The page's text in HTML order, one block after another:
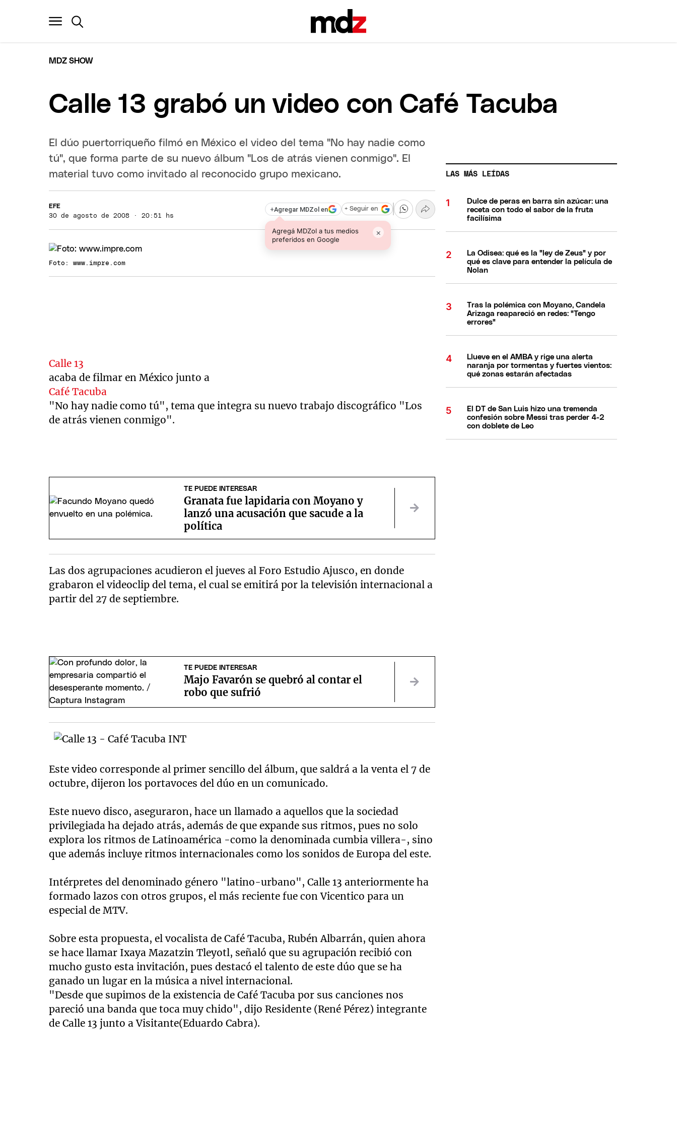
MDZ SHOW
Calle 13 grabó un video con Café Tacuba
El dúo puertorriqueño filmó en México el video del tema "No hay nadie como
tú", que forma parte de su nuevo álbum "Los de atrás vienen conmigo". El
material tuvo como invitado al reconocido grupo mexicano.
EFE
30 de agosto de 2008 · 20:51 hs
+Agregar MDZol en
Agregá MDZol a tus medios
preferidos en Google
×
+ Seguir en
Foto: www.impre.com
Calle 13
acaba de filmar en México junto a
Café Tacuba
"No hay nadie como tú", tema que integra su nuevo trabajo discográfico "Los
de atrás vienen conmigo".
TE PUEDE INTERESAR
Granata fue lapidaria con Moyano y
lanzó una acusación que sacude a la
política
Las dos agrupaciones acudieron el jueves al Foro Estudio Ajusco, en donde
grabaron el videoclip del tema, el cual se emitirá por la televisión internacional a
partir del 27 de septiembre.
TE PUEDE INTERESAR
Majo Favarón se quebró al contar el
robo que sufrió
Este video corresponde al primer sencillo del álbum, que saldrá a la venta el 7 de
octubre, dijeron los portavoces del dúo en un comunicado.
Este nuevo disco, aseguraron, hace un llamado a aquellos que la sociedad
privilegiada ha dejado atrás, además de que expande sus ritmos, pues no solo
explora los ritmos de Latinoamérica -como la denominada cumbia villera-, sino
que además incluye ritmos internacionales como los sonidos de Europa del este.
Intérpretes del denominado género "latino-urbano", Calle 13 anteriormente ha
formado lazos con otros grupos, el más reciente fue con Vicentico para un
especial de MTV.
Sobre esta propuesta, el vocalista de Café Tacuba, Rubén Albarrán, quien ahora
se hace llamar Ixaya Mazatzin Tleyotl, señaló que su agrupación recibió con
mucho gusto esta invitación, pues destacó el talento de este dúo que se ha
ganado un lugar en la música a nivel internacional.
"Desde que supimos de la existencia de Café Tacuba por sus canciones nos
pareció una banda que toca muy chido", dijo Residente (René Pérez) integrante
de Calle 13 junto a Visitante(Eduardo Cabra).
LAS MÁS LEÍDAS
Dulce de peras en barra sin azúcar: una
receta con todo el sabor de la fruta
facilísima
La Odisea: qué es la "ley de Zeus" y por
qué es clave para entender la película de
Nolan
Tras la polémica con Moyano, Candela
Arizaga reapareció en redes: "Tengo
errores"
Llueve en el AMBA y rige una alerta
naranja por tormentas y fuertes vientos:
qué zonas estarán afectadas
El DT de San Luis hizo una tremenda
confesión sobre Messi tras perder 4-2
con doblete de Leo